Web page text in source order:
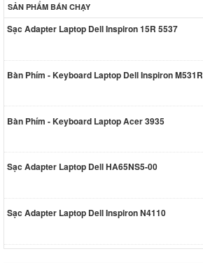
SẢN PHẨM BÁN CHẠY
Sạc Adapter Laptop Dell Inspiron 15R 5537
Bàn Phím - Keyboard Laptop Dell Inspiron M531R
Bàn Phím - Keyboard Laptop Acer 3935
Sạc Adapter Laptop Dell HA65NS5-00
Sạc Adapter Laptop Dell Inspiron N4110